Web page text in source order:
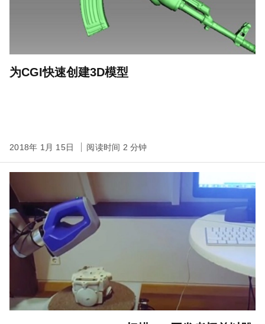
为CGI快速创建3D模型
2018年 1月 15日 阅读时间 2 分钟